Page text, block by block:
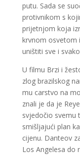
putu. Sada se
protivnikom s
prijetnjom koja
krvnom osvetom
uništiti sve i
U filmu Brzi i
zlog brazilskog
mu carstvo na
znali je da je
svjedočio svemu
smišljajući plan
cijenu. Danteov
Los Angelesa do